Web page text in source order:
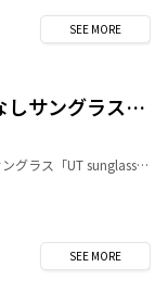
SEE MORE
鼻パッドなしサングラス🕶️✨
鼻パッドなしサングラス「UT sunglasses」から、パリミキ限定 POWANTコラボモデルが登場！ UT sunglasses（ユーティー サングラス）は、鼻パッドがなく跡がつかないサングラスです。 「鼻に跡が残ってしまう」「痛みや重さが気になってしまう」「メイクが崩れる」といった、サングラスをかける際のお悩みから解放します。 パリミキ限定 POWANTとのコラボモデルは、日常使いしやすいカラーラインアップを揃えています。 日差しが強くなるこれからの季節、ストレスフリーな紫外線対策を提案します！ ぜひ店頭でお試しください。
SEE MORE